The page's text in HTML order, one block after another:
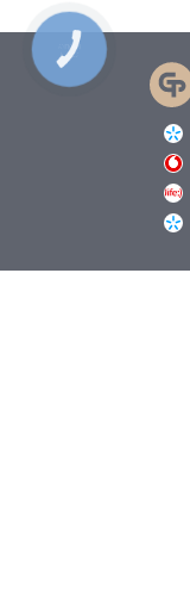
КНОПКА
СВЯЗИ